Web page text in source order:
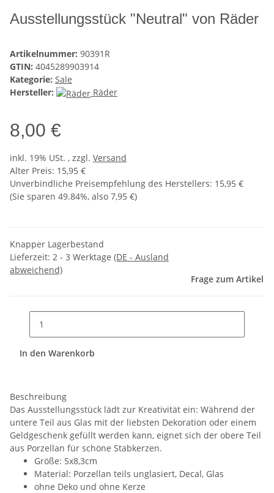
Ausstellungsstück "Neutral" von Räder
Artikelnummer: 90391R
GTIN: 4045289903914
Kategorie: Sale
Hersteller:
Räder
8,00 €
inkl. 19% USt. , zzgl. Versand
Alter Preis: 15,95 €
Unverbindliche Preisempfehlung des Herstellers: 15,95 €
(Sie sparen 49.84%, also 7,95 €)
Knapper Lagerbestand
Lieferzeit: 2 - 3 Werktage (DE - Ausland
abweichend)
Frage zum Artikel
In den Warenkorb
Beschreibung
Das Ausstellungsstück lädt zur Kreativität ein: Während der
untere Teil aus Glas mit der liebsten Dekoration oder einem
Geldgeschenk gefüllt werden kann, eignet sich der obere Teil
aus Porzellan für schöne Stabkerzen.
Größe: 5x8,3cm
Material: Porzellan teils unglasiert, Decal, Glas
ohne Deko und ohne Kerze